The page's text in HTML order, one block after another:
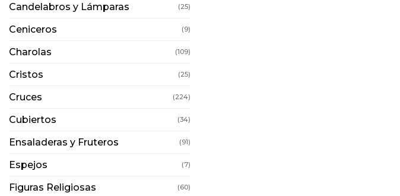
Candelabros y Lámparas (25)
Ceniceros (9)
Charolas (109)
Cristos (25)
Cruces (224)
Cubiertos (34)
Ensaladeras y Fruteros (91)
Espejos (7)
Figuras Religiosas (60)